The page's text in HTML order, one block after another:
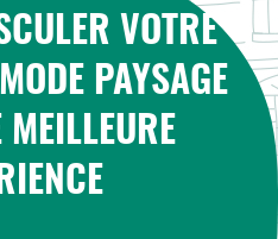
VOTRE
PAYSAGE
MEILLEURE